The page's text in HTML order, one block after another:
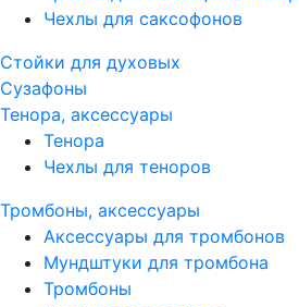
Чехлы для саксофонов
Стойки для духовых
Сузафоны
Тенора, аксессуары
Тенора
Чехлы для теноров
Тромбоны, аксессуары
Аксессуары для тромбонов
Мундштуки для тромбона
Тромбоны